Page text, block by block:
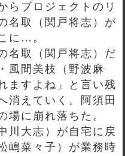
らブロジェクトのリ
名取（関戸将志）が
に…。
名取（関戸将志）だ
風間美枝（野波麻
ますよね」と言い残
消えていく。阿須田
場に崩れ落ちた。
川大志）が自宅に戻
嶋菜々子）が業務時